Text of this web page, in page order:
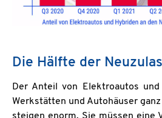
Die Hälfte der
Der Anteil von Elektroautos
Werkstätten und Autohäuser
steigen enorm. Sie müssen eine